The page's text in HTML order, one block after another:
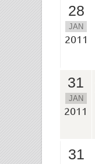
28
JAN
2011
31
JAN
2011
31